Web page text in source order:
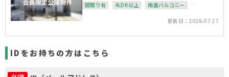
間取り有
4LDK以上
南面バルコニー
更新日：2026.07.27
IDをお持ちの方はこちら